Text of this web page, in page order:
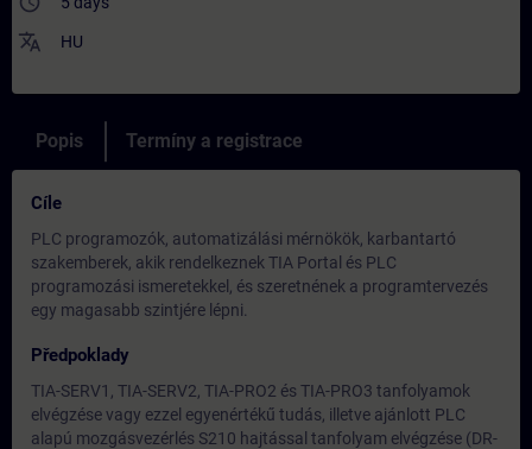
translate HU
Popis Termíny a registrace
Cíle
PLC programozók, automatizálási mérnökök, karbantartó
szakemberek, akik rendelkeznek TIA Portal és PLC
programozási ismeretekkel, és szeretnének a programtervezés
egy magasabb szintjére lépni.
Předpoklady
TIA-SERV1, TIA-SERV2, TIA-PRO2 és TIA-PRO3 tanfolyamok
elvégzése vagy ezzel egyenértékű tudás, illetve ajánlott PLC
alapú mozgásvezérlés S210 hajtással tanfolyam elvégzése (DR-